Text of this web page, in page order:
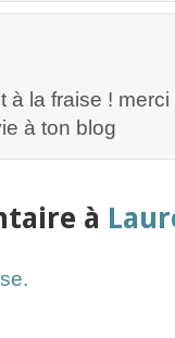
à la fraise !
à ton blog
à